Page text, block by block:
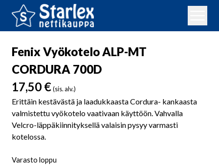
Fenix Vyökotelo ALP-MT
CORDURA 700D
17,50 €(sis. alv.)
Erittäin kestävästä ja laadukkaasta Cordura- kankaasta
valmistettu vyökotelo vaativaan käyttöön. Vahvalla
Velcro-läppäkiinnityksellä valaisin pysyy varmasti
kotelossa.
Varasto loppu